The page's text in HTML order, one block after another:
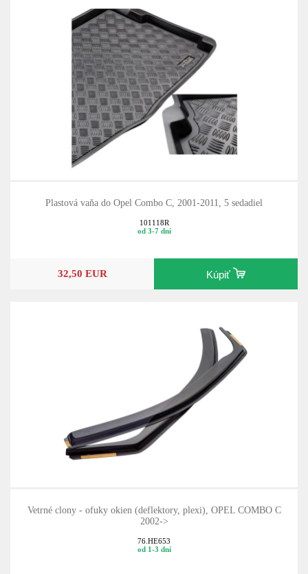
Plastová vaňa do Opel Combo C, 2001-2011, 5 sedadiel
101118R
od 3-7 dní
32,50 EUR Kúpiť
Vetrné clony - ofuky okien (deflektory, plexi), OPEL COMBO C
2002->
76.HE653
od 1-3 dní